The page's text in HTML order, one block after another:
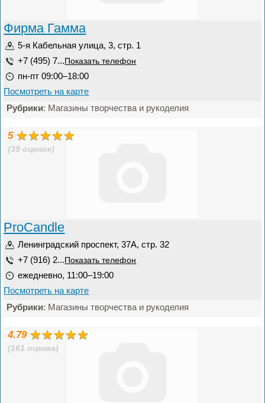
Фирма Гамма
5-я Кабельная улица, 3, стр. 1
+7 (495) 7... Показать телефон
пн-пт 09:00–18:00
Посмотреть на карте
Рубрики: Магазины творчества и рукоделия
5
(39 оценок)
ProCandle
Ленинградский проспект, 37А, стр. 32
+7 (916) 2... Показать телефон
ежедневно, 11:00–19:00
Посмотреть на карте
Рубрики: Магазины творчества и рукоделия
4.79
(161 оценка)